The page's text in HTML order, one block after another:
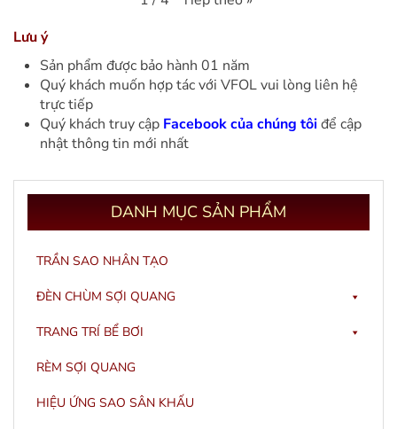
Lưu ý
Sản phẩm được bảo hành 01 năm
Quý khách muốn hợp tác với VFOL vui lòng liên hệ
trực tiếp
Quý khách truy cập Facebook của chúng tôiđể cập
nhật thông tin mới nhất
DANH MỤC SẢN PHẨM
TRẦN SAO NHÂN TẠO
ĐÈN CHÙM SỢI QUANG
TRANG TRÍ BỂ BƠI
RÈM SỢI QUANG
HIỆU ỨNG SAO SÂN KHẤU